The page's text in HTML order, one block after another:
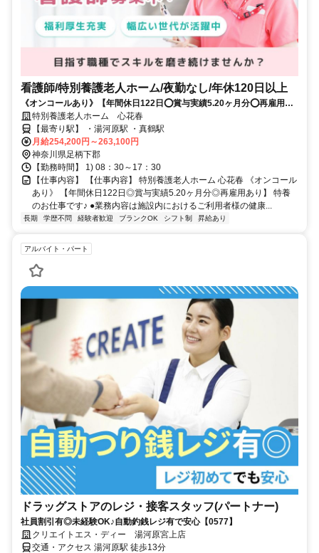
看護師/特別養護老人ホーム/夜勤なし/年休120日以上
《オンコールあり》【年間休日122日⭕賞与実績5.20ヶ月分⭕再雇用あ
り】特養のお仕事です✨
特別養護老人ホーム 心花春
【最寄り駅】 ・湯河原駅 ・真鶴駅
月給254,200円～263,100円
神奈川県足柄下郡
【勤務時間】 1) 08：30～17：30
【仕事内容】 【仕事内容】 特別養護老人ホーム 心花春 《オンコール
あり》 【年間休日122日◎賞与実績5.20ヶ月分◎再雇用あり】 特養
のお仕事です♪ ●業務内容は施設内におけるご利用者様の健康...
長期 学歴不問 経験者歓迎 ブランクOK シフト制 昇給あり
アルバイト・パート
ドラッグストアのレジ・接客スタッフ(パートナー)
社員割引有◎未経験OK♪自動釣銭レジ有で安心【0577】
クリエイトエス・ディー 湯河原宮上店
交通・アクセス 湯河原駅 徒歩13分